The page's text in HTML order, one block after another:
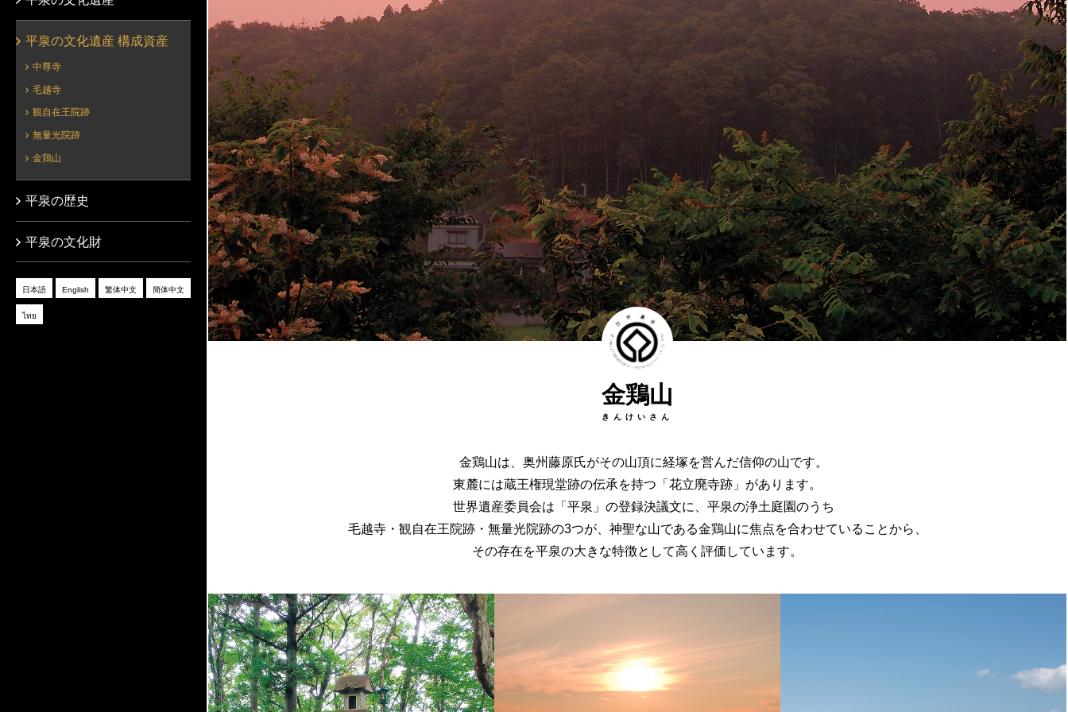
平泉の文化遺産 構成資産
中尊寺
毛越寺
観自在王院跡
無量光院跡
金鶏山
平泉の歴史
平泉の文化財
日本語 English 繁体中文 簡体中文
ไทย
金鶏山
きんけいさん
金鶏山は、奥州藤原氏がその山頂に経塚を営んだ信仰の山です。
東麓には蔵王権現堂跡の伝承を持つ「花立廃寺跡」があります。
世界遺産委員会は「平泉」の登録決議文に、平泉の浄土庭園のうち
毛越寺・観自在王院跡・無量光院跡の3つが、神聖な山である金鶏山に焦点を合わせていることから、
その存在を平泉の大きな特徴として高く評価しています。